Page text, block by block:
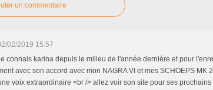
un commentaire
02/2019 15:57
connais karina depuis le milieu de l'année dernière et pour
avec son accord avec mon NAGRA VI et mes SCHOEPS MK
voix extraordinaire <br /> allez voir son site pour ses prochains